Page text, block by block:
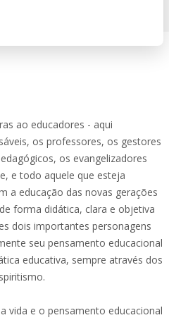
ao educadores - aqui
os professores, os gestores
os evangelizadores
e todo aquele que esteja
a educação das novas gerações
forma didática, clara e objetiva
dois importantes personagens
seu pensamento educacional
educativa, sempre através dos
vida e o pensamento educacional